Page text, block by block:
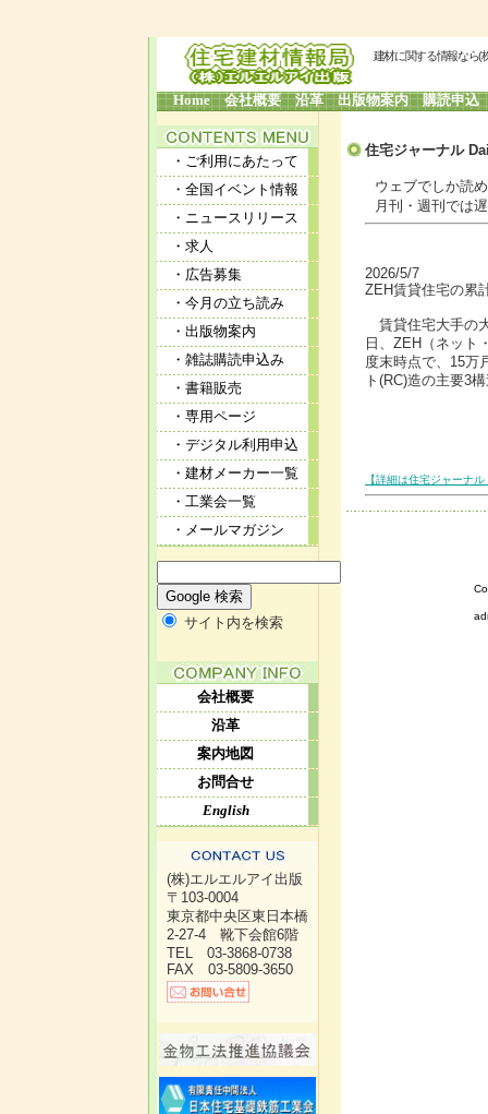
建材に関する情報なら(
Home 会社概要 沿革 出版物案内 購読申込
・ご利用にあたって
・全国イベント情報
・ニュースリリース
・求人
・広告募集
・今月の立ち読み
・出版物案内
・雑誌購読申込み
・書籍販売
・専用ページ
・デジタル利用申込
・建材メーカー一覧
・工業会一覧
・メールマガジン
サイト内を検索
会社概要
沿革
案内地図
お問合せ
English
(株)エルエルアイ出版
〒103-0004
東京都中央区東日本橋
2-27-4 靴下会館6階
TEL 03-3868-0738
FAX 03-5809-3650
住宅ジャーナル
ウェブでしか読め
月刊・週刊では遅
2026/5/7
ZEH賃貸住宅の累
賃貸住宅大手の
日、ZEH（ネット
度末時点で、15万
ト(RC)造の主要3
【詳細は住宅ジャーナ